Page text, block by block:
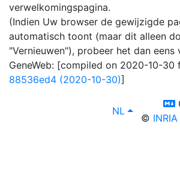
verwelkomingspagina.
(Indien Uw browser de gewijzigde
automatisch toont (maar dit alleen
"Vernieuwen"), probeer het dan eens
GeneWeb: [compiled on 2020-10-30
88536ed4 (2020-10-30)]
lang
NL , Bekijk in
© INRIA